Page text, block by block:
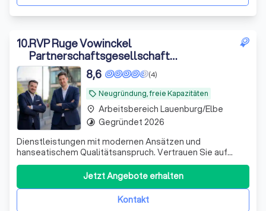
10.RVP Ruge Vowinckel
Partnerschaftsgesellschaft
Steuerberatungsgesellschaft
local_offer Neugründung, freie Kapazitäten
(4)
8,6
Dienstleistungen mit modernen Ansätzen und
hanseatischem Qualitätsanspruch. Vertrauen Sie auf
unsere Expertise für Ihre finanzielle Sicherheit.
Kontakt
Jetzt Angebote erhalten
place Arbeitsbereich Lauenburg/Elbe
timelapse Gegründet 2026